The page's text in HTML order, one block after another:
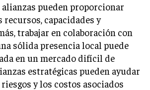
EMPRESARIAL
INTERNACIONAL
alianzas pueden proporcionar
recursos, capacidades y
trabajar en colaboración con
sólida presencia local puede
en un mercado difícil de
estratégicas pueden ayudar
y los costos asociados